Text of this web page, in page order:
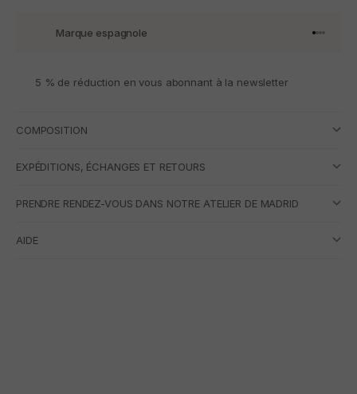
Marque espagnole Aller à
Aller à
Aller à
Aller
5 % de réduction en vous abonnant à la newsletter
COMPOSITION
EXPÉDITIONS, ÉCHANGES ET RETOURS
PRENDRE RENDEZ-VOUS DANS NOTRE ATELIER DE MADRID
AIDE